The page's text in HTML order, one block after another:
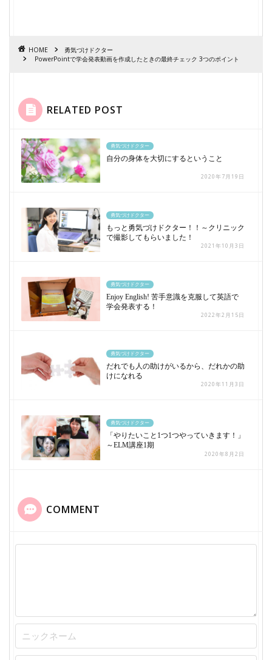
HOME
勇気づけドクター
PowerPointで学会発表動画を作成したときの最終チェック 3つのポイント
RELATED POST
勇気づけドクター
自分の身体を大切にするということ
2020年7月19日
勇気づけドクター
もっと勇気づけドクター！！～クリニック
で撮影してもらいました！
2021年10月3日
勇気づけドクター
Enjoy English! 苦手意識を克服して英語で
学会発表する！
2022年2月15日
勇気づけドクター
だれでも人の助けがいるから、だれかの助
けになれる
2020年11月3日
勇気づけドクター
「やりたいこと1つ1つやっていきます！」
～ELM講座1期
2020年8月2日
COMMENT